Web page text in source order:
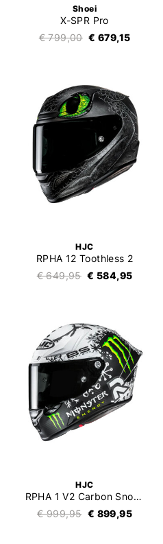
Shoei
X-SPR Pro
€ 799,00 € 679,15
HJC
RPHA 12 Toothless 2
€ 649,95 € 584,95
HJC
RPHA 1 V2 Carbon Snow Diablo
€ 999,95 € 899,95